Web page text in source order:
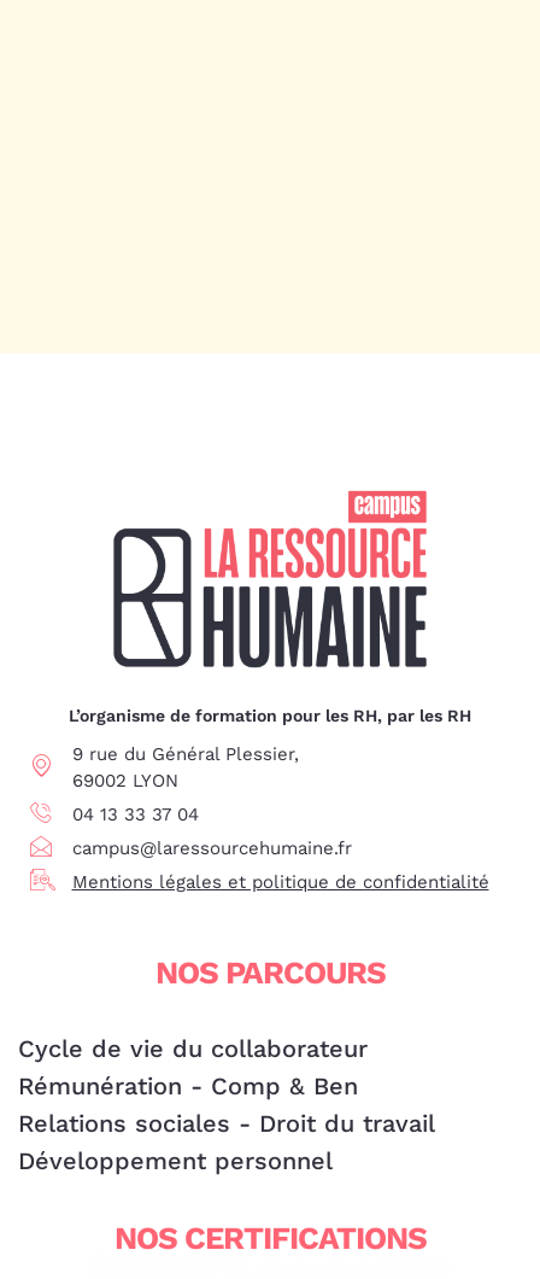
L’organisme de formation pour les RH, par les RH
9 rue du Général Plessier,
69002 LYON
04 13 33 37 04
campus@laressourcehumaine.fr
Mentions légales et politique de confidentialité
NOS PARCOURS
Cycle de vie du collaborateur
Rémunération - Comp & Ben
Relations sociales - Droit du travail
Développement personnel
NOS CERTIFICATIONS